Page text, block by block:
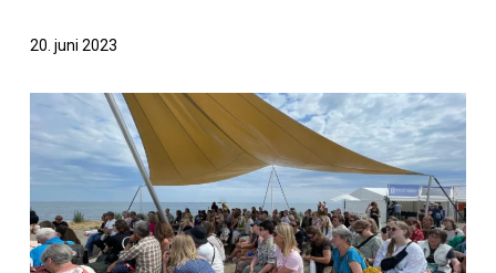
20. juni 2023